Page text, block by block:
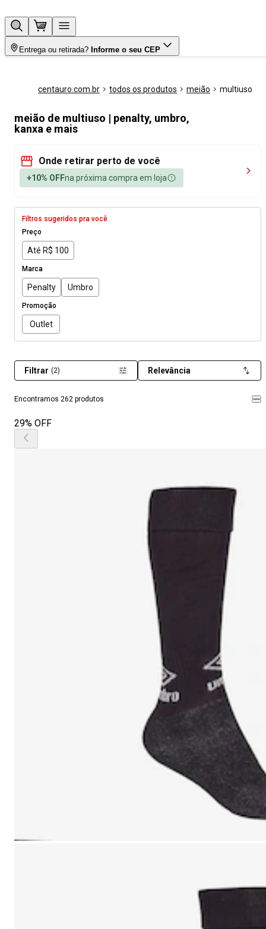
Entrega ou retirada? Informe o seu CEP
centauro.com.br todos os produtos meião multiuso
meião de multiuso | penalty, umbro,
kanxa e mais
Onde retirar perto de você
+10% OFFna próxima compra em loja
Filtros sugeridos pra você
Preço
Até R$ 100
Marca
Penalty Umbro
Promoção
Outlet
Encontramos 262 produtos
Filtrar (2) Relevância
29% OFF